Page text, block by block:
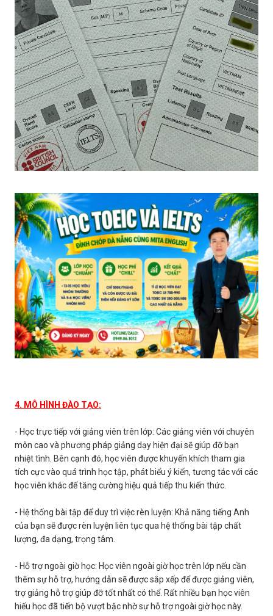
4. MÔ HÌNH ĐÀO TẠO:
- Học trực tiếp với giảng viên trên lớp: Các giảng viên với chuyên
môn cao và phương pháp giảng dạy hiện đại sẽ giúp đỡ bạn
nhiệt tình. Bên cạnh đó, học viên được khuyến khích tham gia
tích cực vào quá trình học tập, phát biểu ý kiến, tương tác với các
học viên khác để tăng cường hiệu quả tiếp thu kiến thức.
- Hệ thống bài tập để duy trì việc rèn luyện: Khả năng tiếng Anh
của bạn sẽ được rèn luyện liên tục qua hệ thống bài tập chất
lượng, đa dạng, trọng tâm.
- Hỗ trợ ngoài giờ học: Học viên ngoài giờ học trên lớp nếu cần
thêm sự hỗ trợ, hướng dẫn sẽ được sắp xếp để được giảng viên,
trợ giảng hỗ trợ giúp đỡ tốt nhất có thể. Rất nhiều bạn học viên
hiếu học đã tiến bộ vượt bậc nhờ sự hỗ trợ ngoài giờ học này.